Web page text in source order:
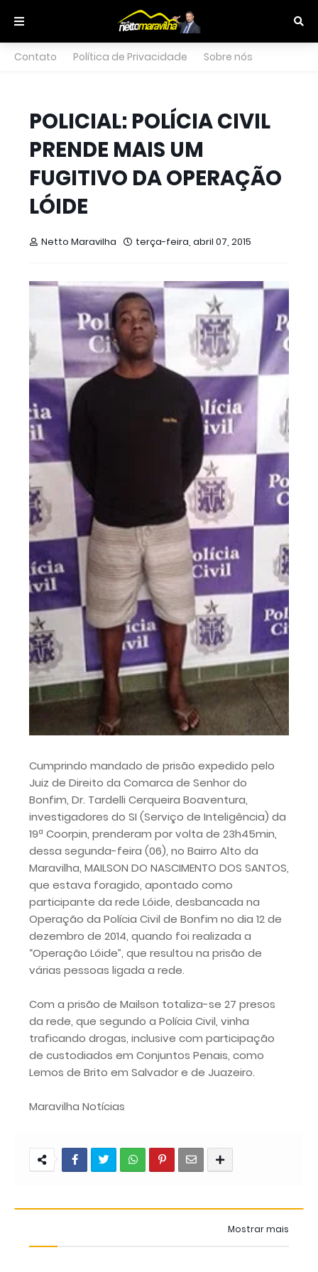
Contato Política de Privacidade Sobre nós
POLICIAL: POLÍCIA CIVIL
PRENDE MAIS UM
FUGITIVO DA OPERAÇÃO
LÓIDE
Netto Maravilha terça-feira, abril 07, 2015
Cumprindo mandado de prisão expedido pelo
Juiz de Direito da Comarca de Senhor do
Bonfim, Dr. Tardelli Cerqueira Boaventura,
investigadores do SI (Serviço de Inteligência) da
19ª Coorpin, prenderam por volta de 23h45min,
dessa segunda-feira (06), no Bairro Alto da
Maravilha, MAILSON DO NASCIMENTO DOS SANTOS,
que estava foragido, apontado como
participante da rede Lóide, desbancada na
Operação da Polícia Civil de Bonfim no dia 12 de
dezembro de 2014, quando foi realizada a
“Operação Lóide”, que resultou na prisão de
várias pessoas ligada a rede.
Com a prisão de Mailson totaliza-se 27 presos
da rede, que segundo a Polícia Civil, vinha
traficando drogas, inclusive com participação
de custodiados em Conjuntos Penais, como
Lemos de Brito em Salvador e de Juazeiro.
Maravilha Notícias
Mostrar mais